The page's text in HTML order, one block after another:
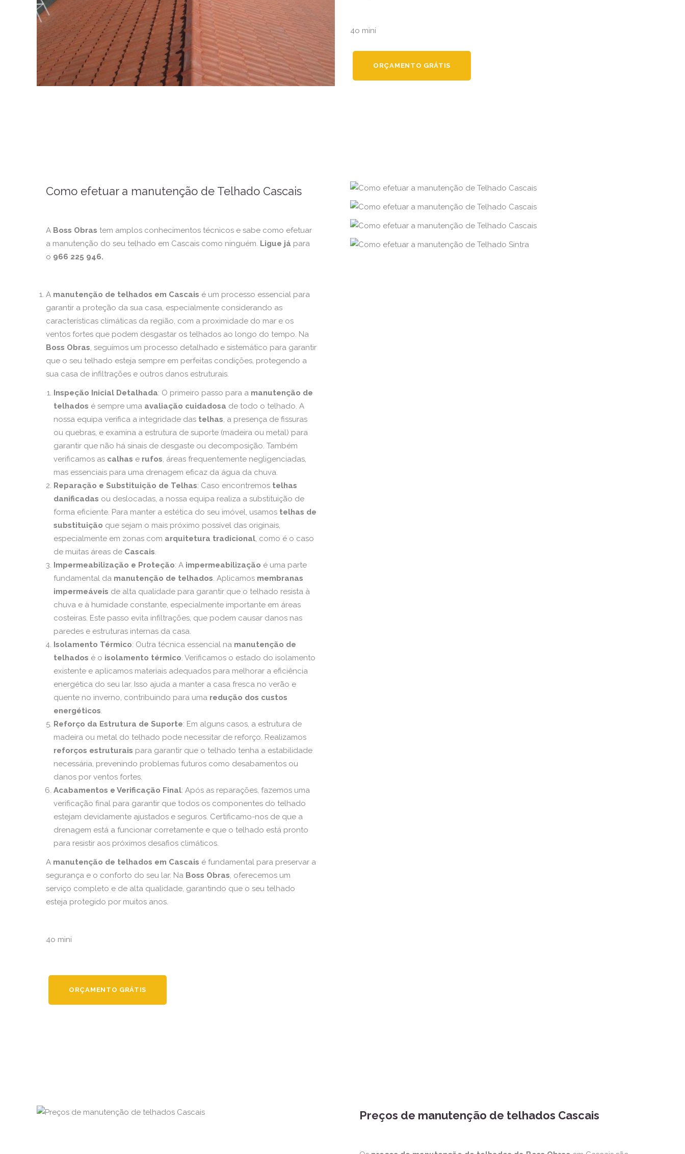
4o mini
ORÇAMENTO GRÁTIS
Como efetuar a manutenção de Telhado Cascais
A Boss Obras tem amplos conhecimentos técnicos e sabe como efetuar
a manutenção do seu telhado em Cascais como ninguém. Ligue já para
o 966 225 946.
A manutenção de telhados em Cascais é um processo essencial para
garantir a proteção da sua casa, especialmente considerando as
características climáticas da região, com a proximidade do mar e os
ventos fortes que podem desgastar os telhados ao longo do tempo. Na
Boss Obras, seguimos um processo detalhado e sistemático para garantir
que o seu telhado esteja sempre em perfeitas condições, protegendo a
sua casa de infiltrações e outros danos estruturais.
Inspeção Inicial Detalhada: O primeiro passo para a manutenção de
telhados é sempre uma avaliação cuidadosa de todo o telhado. A
nossa equipa verifica a integridade das telhas, a presença de fissuras
ou quebras, e examina a estrutura de suporte (madeira ou metal) para
garantir que não há sinais de desgaste ou decomposição. Também
verificamos as calhas e rufos, áreas frequentemente negligenciadas,
mas essenciais para uma drenagem eficaz da água da chuva.
Reparação e Substituição de Telhas: Caso encontremos telhas
danificadas ou deslocadas, a nossa equipa realiza a substituição de
forma eficiente. Para manter a estética do seu imóvel, usamos telhas de
substituição que sejam o mais próximo possível das originais,
especialmente em zonas com arquitetura tradicional, como é o caso
de muitas áreas de Cascais.
Impermeabilização e Proteção: A impermeabilização é uma parte
fundamental da manutenção de telhados. Aplicamos membranas
impermeáveis de alta qualidade para garantir que o telhado resista à
chuva e à humidade constante, especialmente importante em áreas
costeiras. Este passo evita infiltrações, que podem causar danos nas
paredes e estruturas internas da casa.
Isolamento Térmico: Outra técnica essencial na manutenção de
telhados é o isolamento térmico. Verificamos o estado do isolamento
existente e aplicamos materiais adequados para melhorar a eficiência
energética do seu lar. Isso ajuda a manter a casa fresca no verão e
quente no inverno, contribuindo para uma redução dos custos
energéticos.
Reforço da Estrutura de Suporte: Em alguns casos, a estrutura de
madeira ou metal do telhado pode necessitar de reforço. Realizamos
reforços estruturais para garantir que o telhado tenha a estabilidade
necessária, prevenindo problemas futuros como desabamentos ou
danos por ventos fortes.
Acabamentos e Verificação Final: Após as reparações, fazemos uma
verificação final para garantir que todos os componentes do telhado
estejam devidamente ajustados e seguros. Certificamo-nos de que a
drenagem está a funcionar corretamente e que o telhado está pronto
para resistir aos próximos desafios climáticos.
A manutenção de telhados em Cascais é fundamental para preservar a
segurança e o conforto do seu lar. Na Boss Obras, oferecemos um
serviço completo e de alta qualidade, garantindo que o seu telhado
esteja protegido por muitos anos.
4o mini
ORÇAMENTO GRÁTIS
Preços de manutenção de telhados Cascais